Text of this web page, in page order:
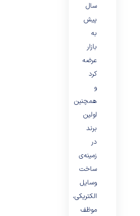
سال
پیش
به
بازار
عرضه
کرد
و
همچنین
اولین
برند
در
زمینه‌ی
ساخت
وسایل
الکتریکی،
موظف